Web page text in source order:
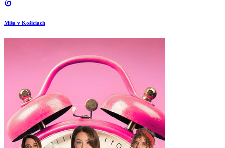
Miša v Košiciach